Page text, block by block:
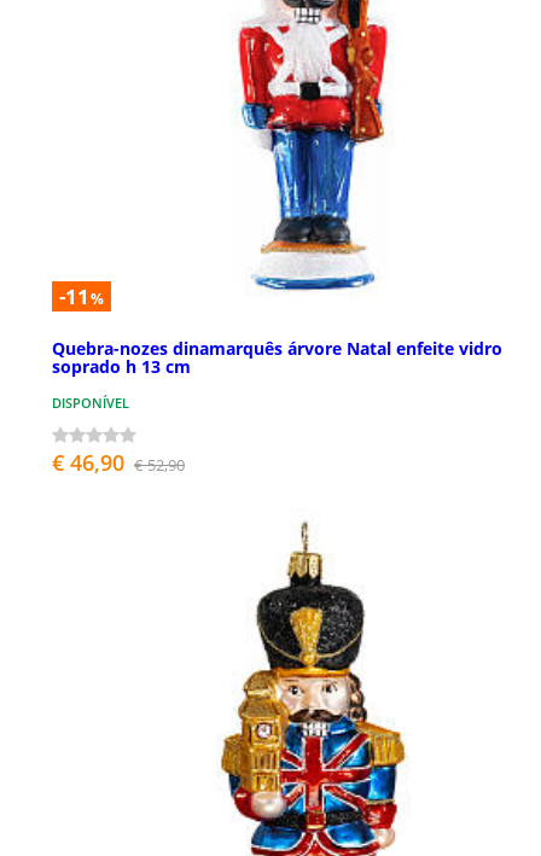
-11 %
Quebra-nozes dinamarquês árvore Natal enfeite vidro
soprado h 13 cm
DISPONÍVEL
€ 46,90 € 52,90